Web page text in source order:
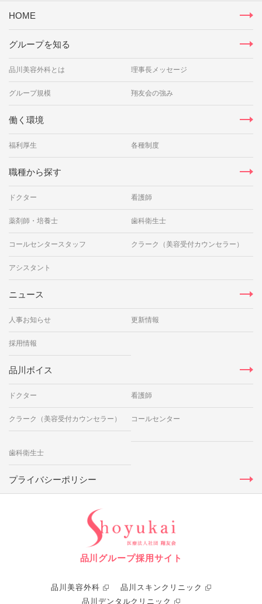
HOME
グループを知る
品川美容外科とは 理事長メッセージ
グループ規模 翔友会の強み
働く環境
福利厚生 各種制度
職種から探す
ドクター 看護師
薬剤師・培養士 歯科衛生士
コールセンタースタッフ クラーク（美容受付カウンセラー）
アシスタント
ニュース
人事お知らせ 更新情報
採用情報
品川ボイス
ドクター 看護師
クラーク（美容受付カウンセラー） コールセンター
歯科衛生士
プライバシーポリシー
品川グループ採用サイト
品川美容外科
品川スキンクリニック
品川デンタルクリニック